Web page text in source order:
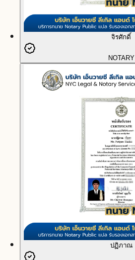
จิรศักดิ์
NOTARY
ปฏิภาณ